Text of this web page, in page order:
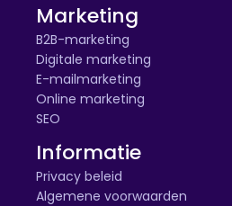
Marketing
B2B-marketing
Digitale marketing
E-mailmarketing
Online marketing
SEO
Informatie
Privacy beleid
Algemene voorwaarden